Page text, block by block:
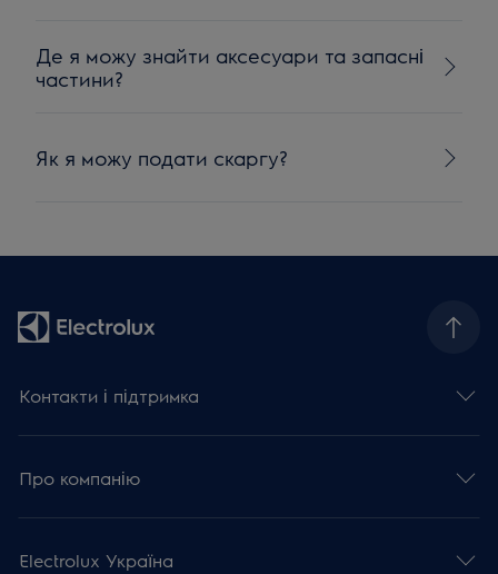
Де я можу знайти аксесуари та запасні
частини?
Як я можу подати скаргу?
Контакти і підтримка
Про компанію
Electrolux Україна